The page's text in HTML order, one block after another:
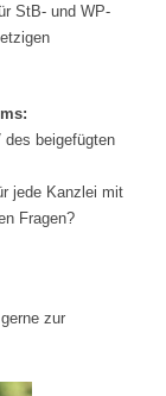
StB- und WP-
beigefügten
jede Kanzlei mit
Fragen?
zur